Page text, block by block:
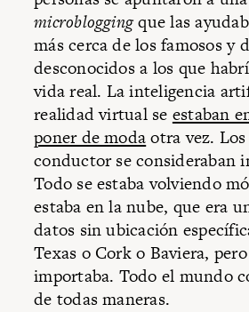
microbloggingque las
más cerca de los famosos y
desconocidos a los que
vida real. La inteligencia
realidad virtual se estaban
poner de modaotra vez.
conductor se consideraban
Todo se estaba volviendo
estaba en la nube, que era
datos sin ubicación
Texas o Cork o Baviera,
importaba. Todo el mundo
de todas maneras.